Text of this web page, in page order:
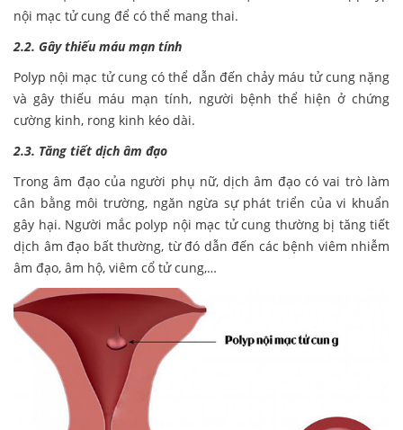
nội mạc tử cung để có thể mang thai.
2.2. Gây thiếu máu mạn tính
Polyp nội mạc tử cung có thể dẫn đến chảy máu tử cung nặng
và gây thiếu máu mạn tính, người bệnh thể hiện ở chứng
cường kinh, rong kinh kéo dài.
2.3. Tăng tiết dịch âm đạo
Trong âm đạo của người phụ nữ, dịch âm đạo có vai trò làm
cân bằng môi trường, ngăn ngừa sự phát triển của vi khuẩn
gây hại. Người mắc polyp nội mạc tử cung thường bị tăng tiết
dịch âm đạo bất thường, từ đó dẫn đến các bệnh viêm nhiễm
âm đạo, âm hộ, viêm cổ tử cung,…